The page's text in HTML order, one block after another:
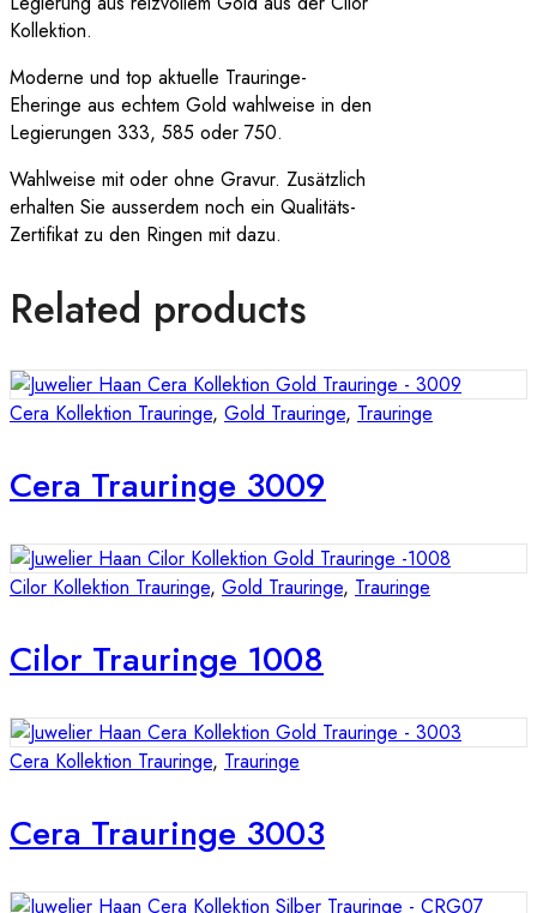
Kollektion.
Moderne und top aktuelle Trauringe-
Eheringe aus echtem Gold wahlweise in den
Legierungen 333, 585 oder 750.
Wahlweise mit oder ohne Gravur. Zusätzlich
erhalten Sie ausserdem noch ein Qualitäts-
Zertifikat zu den Ringen mit dazu.
Related products
Cera Kollektion Trauringe, Gold Trauringe, Trauringe
Cera Trauringe 3009
Cilor Kollektion Trauringe, Gold Trauringe, Trauringe
Cilor Trauringe 1008
Cera Kollektion Trauringe, Trauringe
Cera Trauringe 3003